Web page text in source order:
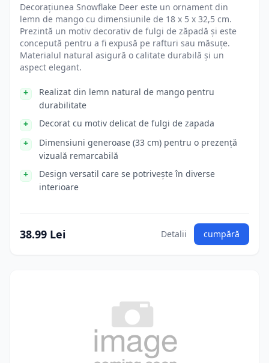
Decorațiunea Snowflake Deer este un ornament din
lemn de mango cu dimensiunile de 18 x 5 x 32,5 cm.
Prezintă un motiv decorativ de fulgi de zăpadă și este
concepută pentru a fi expusă pe rafturi sau măsuțe.
Materialul natural asigură o calitate durabilă și un
aspect elegant.
Realizat din lemn natural de mango pentru
durabilitate
Decorat cu motiv delicat de fulgi de zapada
Dimensiuni generoase (33 cm) pentru o prezență
vizuală remarcabilă
Design versatil care se potrivește în diverse
interioare
38.99 Lei Detalii cumpără